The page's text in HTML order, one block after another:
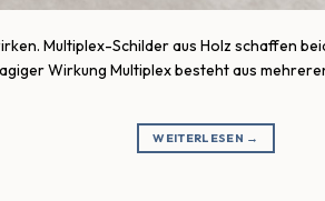
Multiplex-Schilder aus Holz schaffen
Wirkung Multiplex besteht aus
WEITERLESEN →